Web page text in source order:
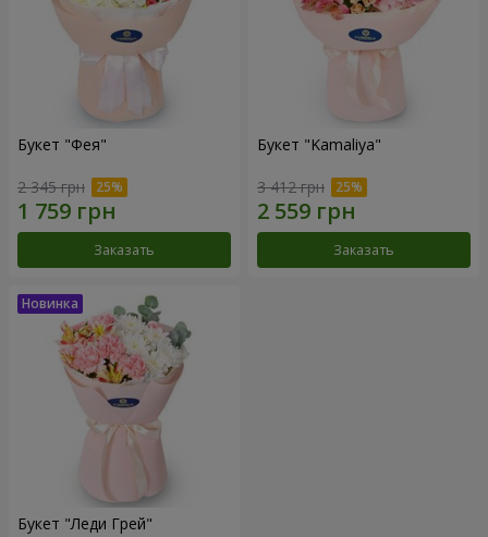
Букет "Фея"
2 345 грн
Заказать
Букет "Kamaliya"
3 412 грн
Заказать
Букет "Леди Грей"